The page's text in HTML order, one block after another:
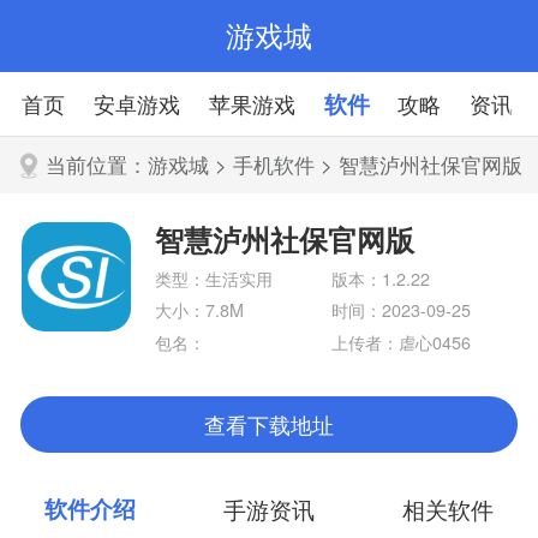
游戏城
首页 安卓游戏 苹果游戏 软件 攻略 资讯
当前位置：游戏城 >手机软件 > 智慧泸州社保官网版
智慧泸州社保官网版
类型：生活实用
版本：1.2.22
大小：7.8M
时间：2023-09-25
包名：
上传者：虐心0456
查看下载地址
软件介绍 手游资讯 相关软件